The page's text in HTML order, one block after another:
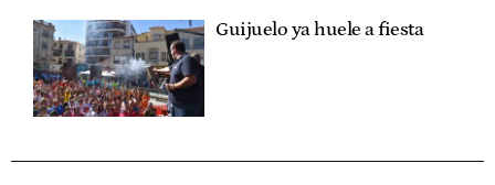
Guijuelo ya huele a fiesta